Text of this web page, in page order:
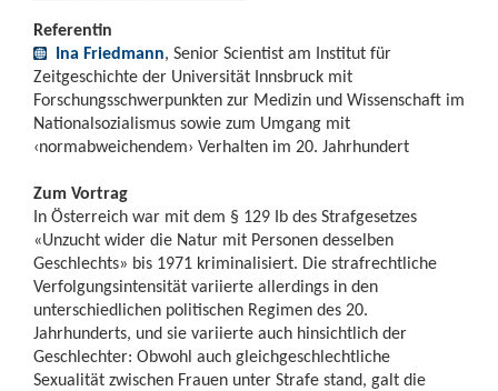
Referentin
Ina Friedmann, Senior Scientist am Institut für
Zeitgeschichte der Universität Innsbruck mit
Forschungsschwerpunkten zur Medizin und Wissenschaft im
Nationalsozialismus sowie zum Umgang mit
‹normabweichendem› Verhalten im 20. Jahrhundert
Zum Vortrag
In Österreich war mit dem § 129 Ib des Strafgesetzes
«Unzucht wider die Natur mit Personen desselben
Geschlechts» bis 1971 kriminalisiert. Die strafrechtliche
Verfolgungsintensität variierte allerdings in den
unterschiedlichen politischen Regimen des 20.
Jahrhunderts, und sie variierte auch hinsichtlich der
Geschlechter: Obwohl auch gleichgeschlechtliche
Sexualität zwischen Frauen unter Strafe stand, galt die